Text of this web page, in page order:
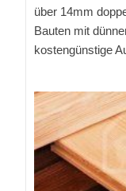
über 14mm
Bauten mit
kostengünstige